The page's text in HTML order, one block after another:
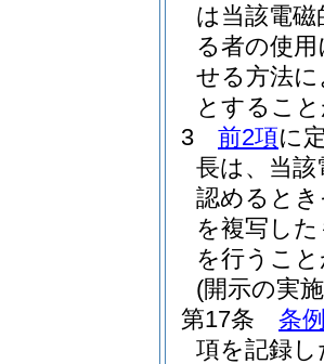
は当該電
る者の使
せる方法
とするこ
3
前2項に
長は、当
認めると
を複写し
を行うこ
(開示の実
第17条
条
項を記録